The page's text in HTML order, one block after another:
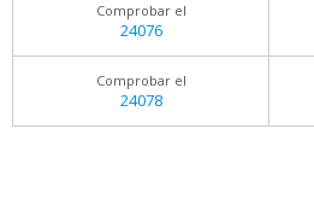
Comprobar el
24076
Comprobar el
24078